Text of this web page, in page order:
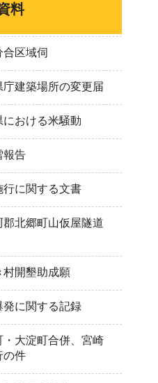
料
合区域伺
庁建築場所の変更届
における米騒動
報告
行に関する文書
郡北郷町山仮屋隧道
村開墾助成願
発に関する記録
・大淀町合併、宮崎
の件